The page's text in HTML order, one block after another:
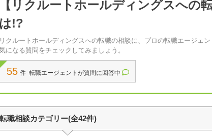
【リクルートホールディングスへの
は!?
リクルートホールディングスへの転職の相談に、プロの転職エージェン
になる質問をチェックしてみましょう。
55 件 転職エージェントが質問に回答中
職相談カテゴリー(全42件)